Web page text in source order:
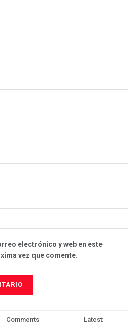
electrónico y web en este
vez que comente.
Comments Latest